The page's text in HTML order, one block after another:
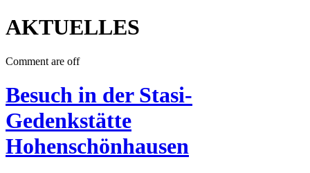
AKTUELLES
Comment are off
Besuch in der Stasi-
Gedenkstätte
Hohenschönhausen